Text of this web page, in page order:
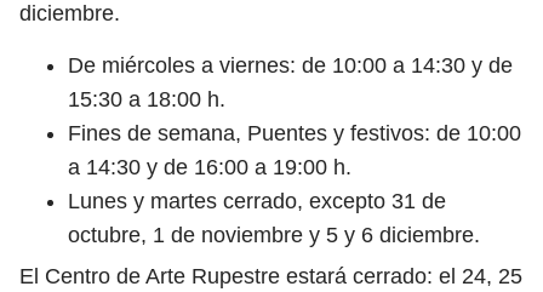
diciembre.
De miércoles a viernes: de 10:00 a 14:30 y de
15:30 a 18:00 h.
Fines de semana, Puentes y festivos: de 10:00
a 14:30 y de 16:00 a 19:00 h.
Lunes y martes cerrado, excepto 31 de
octubre, 1 de noviembre y 5 y 6 diciembre.
El Centro de Arte Rupestre estará cerrado: el 24, 25